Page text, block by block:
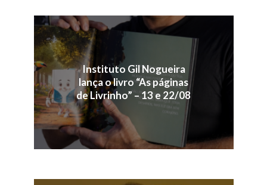
Instituto Gil Nogueira
lança o livro “As páginas
de Livrinho” – 13 e 22/08